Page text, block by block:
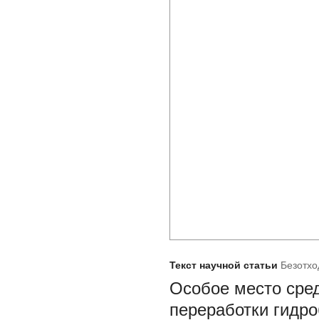
Текст научной статьи
Особое место
переработки